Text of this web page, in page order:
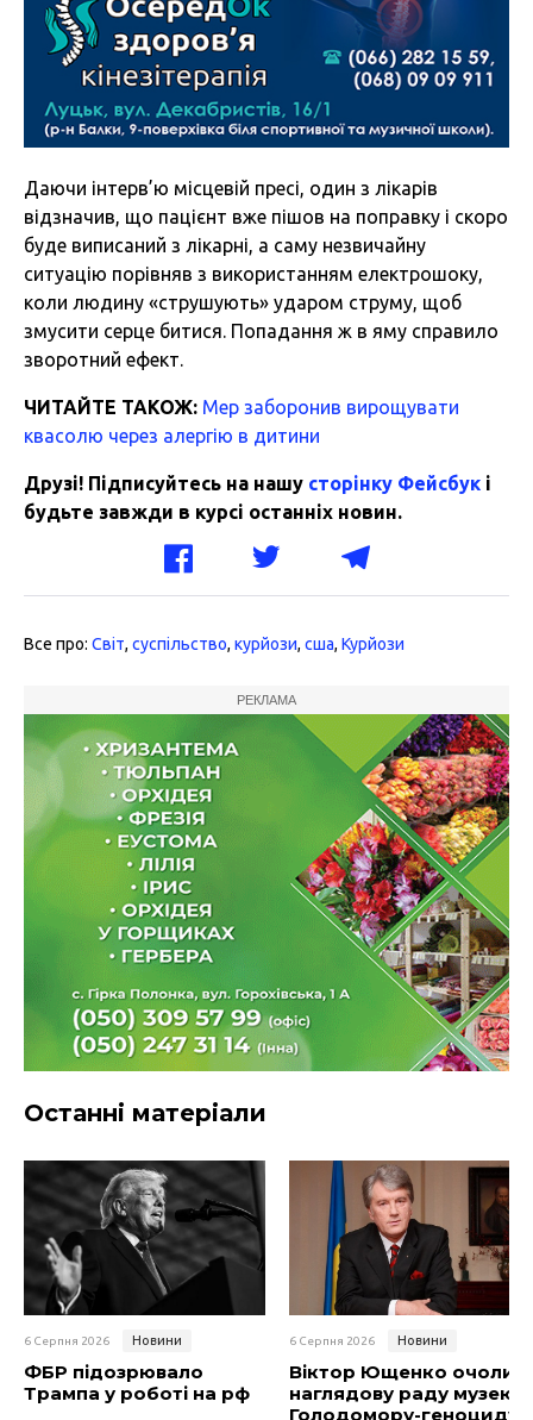
Даючи інтерв’ю місцевій пресі, один з лікарів
відзначив, що пацієнт вже пішов на поправку і скоро
буде виписаний з лікарні, а саму незвичайну
ситуацію порівняв з використанням електрошоку,
коли людину «струшують» ударом струму, щоб
змусити серце битися. Попадання ж в яму справило
зворотний ефект.
ЧИТАЙТЕ ТАКОЖ: Мер заборонив вирощувати
квасолю через алергію в дитини
Друзі! Підписуйтесь на нашу сторінку Фейсбук і
будьте завжди в курсі останніх новин.
Все про: Світ, суспільство, курйози, сша, Курйози
РЕКЛАМА
Останні матеріали
6 Серпня 2026 Новини
ФБР підозрювало
Трампа у роботі на рф
6 Серпня 2026 Новини
Віктор Ющенко очолив
наглядову раду музею
Голодомору-геноциду